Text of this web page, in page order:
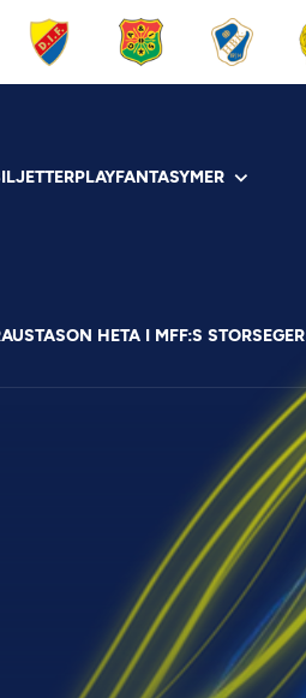
PLAYFANTASYMER
HETA I MFF:S STORSEGER